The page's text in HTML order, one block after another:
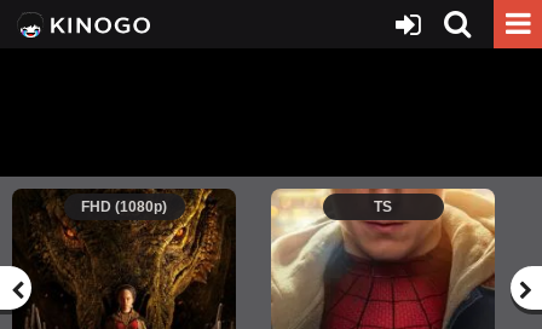
FHD (1080p) TS